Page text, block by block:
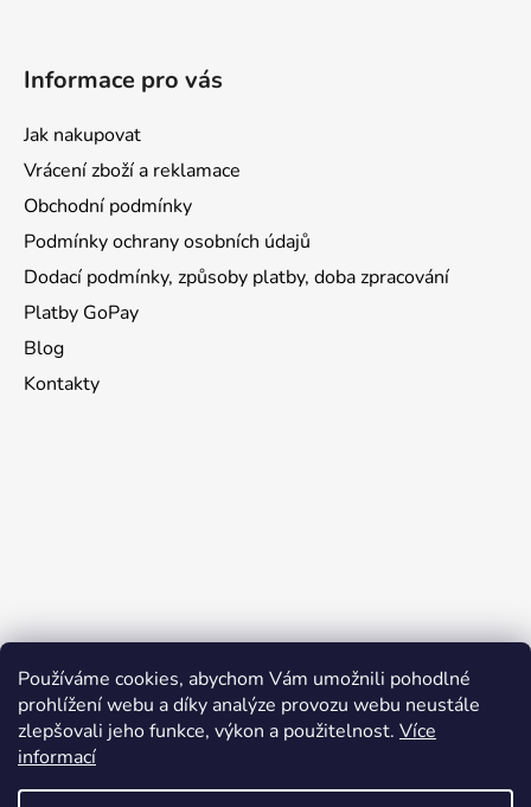
Používáme cookies, abychom Vám umožnili pohodlné
prohlížení webu a díky analýze provozu webu neustále
zlepšovali jeho funkce, výkon a použitelnost. Více
informací
Informace pro vás
Jak nakupovat
Vrácení zboží a reklamace
Obchodní podmínky
Podmínky ochrany osobních údajů
Dodací podmínky, způsoby platby, doba zpracování
Platby GoPay
Blog
Kontakty